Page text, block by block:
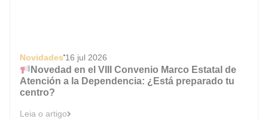
Novidades 16 jul 2026
Novedad en el VIII Convenio Marco Estatal de
Atención a la Dependencia: ¿Está preparado tu
centro?
Leia o artigo